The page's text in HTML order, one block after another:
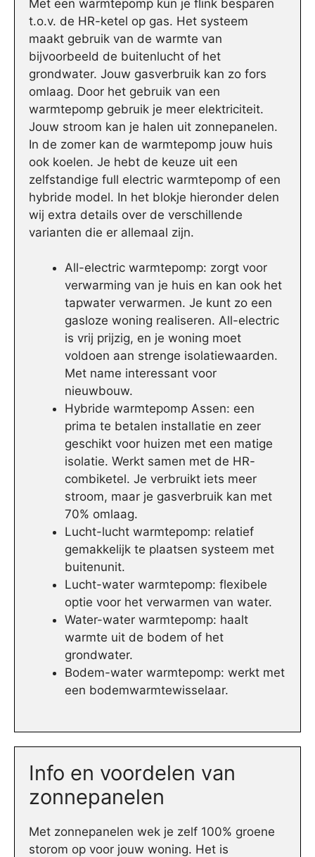
Met een warmtepomp kun je flink besparen
t.o.v. de HR-ketel op gas. Het systeem
maakt gebruik van de warmte van
bijvoorbeeld de buitenlucht of het
grondwater. Jouw gasverbruik kan zo fors
omlaag. Door het gebruik van een
warmtepomp gebruik je meer elektriciteit.
Jouw stroom kan je halen uit zonnepanelen.
In de zomer kan de warmtepomp jouw huis
ook koelen. Je hebt de keuze uit een
zelfstandige full electric warmtepomp of een
hybride model. In het blokje hieronder delen
wij extra details over de verschillende
varianten die er allemaal zijn.
All-electric warmtepomp: zorgt voor
verwarming van je huis en kan ook het
tapwater verwarmen. Je kunt zo een
gasloze woning realiseren. All-electric
is vrij prijzig, en je woning moet
voldoen aan strenge isolatiewaarden.
Met name interessant voor
nieuwbouw.
Hybride warmtepomp Assen: een
prima te betalen installatie en zeer
geschikt voor huizen met een matige
isolatie. Werkt samen met de HR-
combiketel. Je verbruikt iets meer
stroom, maar je gasverbruik kan met
70% omlaag.
Lucht-lucht warmtepomp: relatief
gemakkelijk te plaatsen systeem met
buitenunit.
Lucht-water warmtepomp: flexibele
optie voor het verwarmen van water.
Water-water warmtepomp: haalt
warmte uit de bodem of het
grondwater.
Bodem-water warmtepomp: werkt met
een bodemwarmtewisselaar.
Info en voordelen van
zonnepanelen
Met zonnepanelen wek je zelf 100% groene
storom op voor jouw woning. Het is